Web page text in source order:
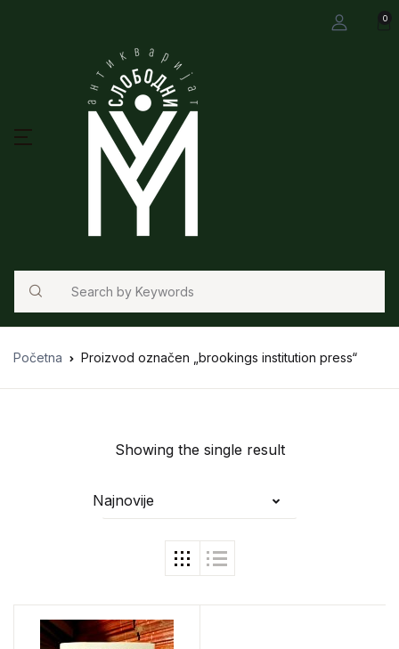
0
Search
Početna Proizvod označen „brookings institution press“
Showing the single result
Najnovije